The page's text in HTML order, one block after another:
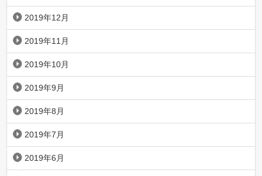
2019年12月
2019年11月
2019年10月
2019年9月
2019年8月
2019年7月
2019年6月